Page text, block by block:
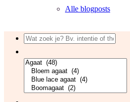
Alle blogposts